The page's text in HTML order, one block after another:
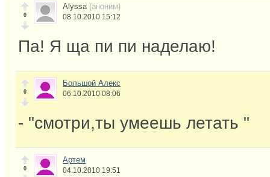
0
Alyssa (аноним)
08.10.2010 15:12
Па! Я ща пи пи наделаю!
0
Большой Алекс
06.10.2010 08:06
- "смотри,ты умеешь летать "
0
Артем
04.10.2010 19:51